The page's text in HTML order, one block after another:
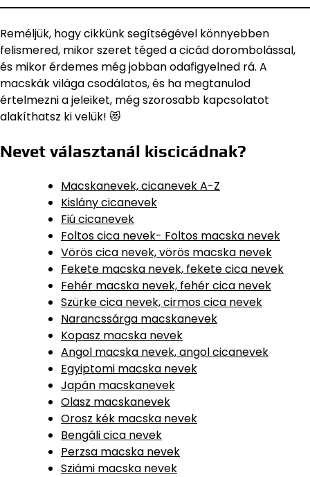
Reméljük, hogy cikkünk segítségével könnyebben
felismered, mikor szeret téged a cicád dorombolással,
és mikor érdemes még jobban odafigyelned rá. A
macskák világa csodálatos, és ha megtanulod
értelmezni a jeleiket, még szorosabb kapcsolatot
alakíthatsz ki velük! 😻
Nevet választanál kiscicádnak?
Macskanevek, cicanevek A-Z
Kislány cicanevek
Fiú cicanevek
Foltos cica nevek- Foltos macska nevek
Vörös cica nevek, vörös macska nevek
Fekete macska nevek, fekete cica nevek
Fehér macska nevek, fehér cica nevek
Szürke cica nevek, cirmos cica nevek
Narancssárga macskanevek
Kopasz macska nevek
Angol macska nevek, angol cicanevek
Egyiptomi macska nevek
Japán macskanevek
Olasz macskanevek
Orosz kék macska nevek
Bengáli cica nevek
Perzsa macska nevek
Sziámi macska nevek